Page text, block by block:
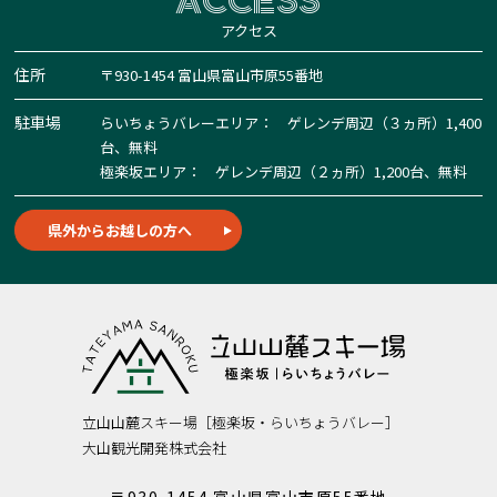
アクセス
住所 〒930-1454 富山県富山市原55番地
駐車場
らいちょうバレーエリア： ゲレンデ周辺（３ヵ所）1,400
台、無料
極楽坂エリア： ゲレンデ周辺（２ヵ所）1,200台、無料
県外からお越しの方へ
立山山麓スキー場［極楽坂・らいちょうバレー］
大山観光開発株式会社